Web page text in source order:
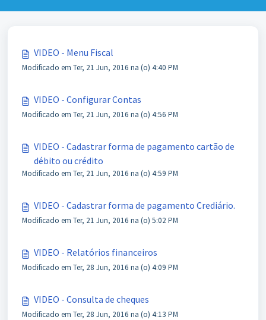
VIDEO - Menu Fiscal
Modificado em Ter, 21 Jun, 2016 na (o) 4:40 PM
VIDEO - Configurar Contas
Modificado em Ter, 21 Jun, 2016 na (o) 4:56 PM
VIDEO - Cadastrar forma de pagamento cartão de
débito ou crédito
Modificado em Ter, 21 Jun, 2016 na (o) 4:59 PM
VIDEO - Cadastrar forma de pagamento Crediário.
Modificado em Ter, 21 Jun, 2016 na (o) 5:02 PM
VIDEO - Relatórios financeiros
Modificado em Ter, 28 Jun, 2016 na (o) 4:09 PM
VIDEO - Consulta de cheques
Modificado em Ter, 28 Jun, 2016 na (o) 4:13 PM